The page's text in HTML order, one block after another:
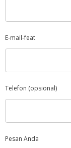
E-mail-feat
Telefon (opsional)
Pesan Anda